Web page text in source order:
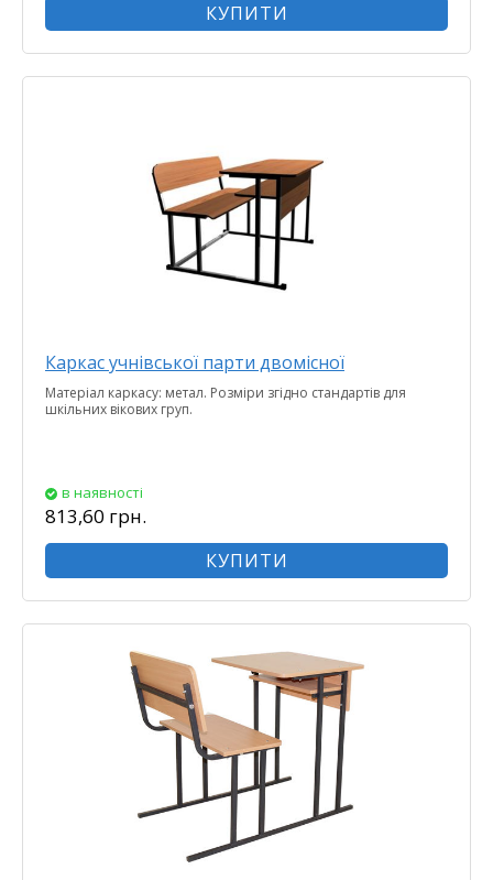
КУПИТИ
Каркас учнівської парти двомісної
Матеріал каркасу: метал. Розміри згідно стандартів для
шкільних вікових груп.
в наявності
813,60 грн.
КУПИТИ